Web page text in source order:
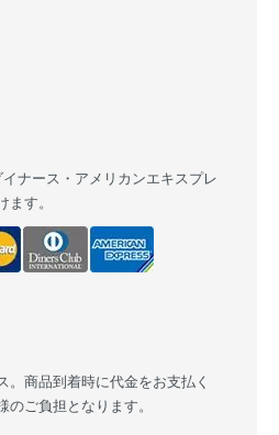
ナース・アメリカンエキスプレ
ます。
。商品到着時に代金をお支払く
のご負担となります。